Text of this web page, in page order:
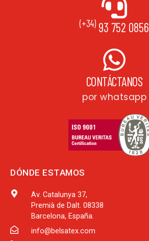
(+34) 93 752 0856
CONTÁCTANOS
por whatsapp
DÓNDE ESTAMOS
Av. Catalunya 37,
Premià de Dalt. 08338
Barcelona, España.
info@belsatex.com